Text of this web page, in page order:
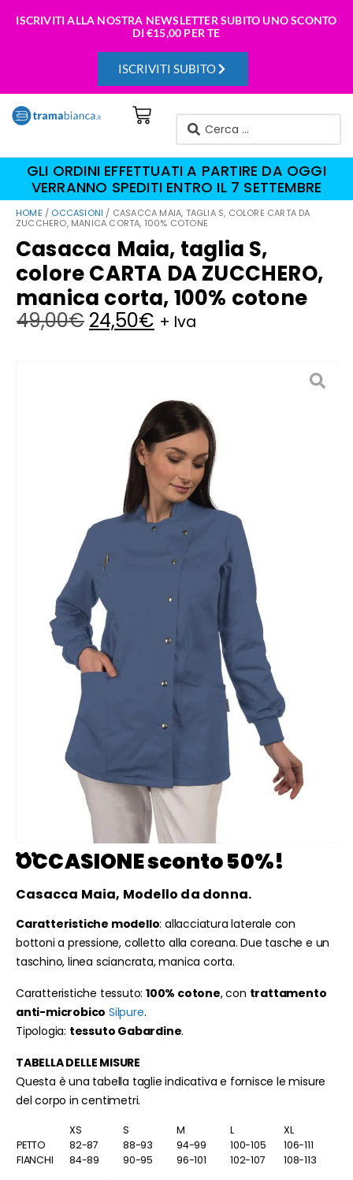
ISCRIVITI ALLA NOSTRA NEWSLETTER SUBITO UNO SCONTO
DI€15,00 PER TE
ISCRIVITI SUBITO
GLI ORDINI EFFETTUATI A PARTIRE DA OGGI
VERRANNO SPEDITI ENTRO IL 7 SETTEMBRE
HOME / OCCASIONI / CASACCA MAIA, TAGLIA S, COLORE CARTA DA
ZUCCHERO, MANICA CORTA, 100% COTONE
Casacca Maia, taglia S,
colore CARTA DA ZUCCHERO,
manica corta, 100% cotone
49,00€ 24,50€ + Iva
OCCASIONE sconto 50%!
Casacca Maia, Modello da donna.
Caratteristiche modello: allacciatura laterale con
bottoni a pressione, colletto alla coreana. Due tasche e un
taschino, linea sciancrata, manica corta.
Caratteristiche tessuto: 100% cotone, con trattamento
anti-microbico Silpure.
Tipologia: tessuto Gabardine.
TABELLA DELLE MISURE
Questa è una tabella taglie indicativa e fornisce le misure
del corpo in centimetri.
XS S M L
XL
PETTO
82-87 88-93 94-99 100-105
106-111
FIANCHI
84-89 90-95 96-101 102-107 108-113